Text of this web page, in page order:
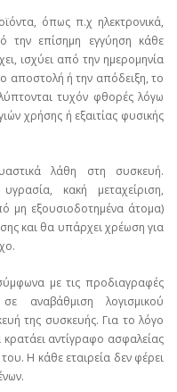
όπως π.χ ηλεκτρονικά,
την επίσημη εγγύηση κάθε
ισχύει από την ημερομηνία
αποστολή ή την απόδειξη, το
τυχόν φθορές λόγω
χρήσης ή εξαιτίας φυσικής
λάθη στη συσκευή.
κακή μεταχείριση,
μη εξουσιοδοτημένα άτομα)
και θα υπάρχει χρέωση για
με τις προδιαγραφές
αναβάθμιση λογισμικού
της συσκευής. Για το λόγο
αντίγραφο ασφαλείας
Η κάθε εταιρεία δεν φέρει